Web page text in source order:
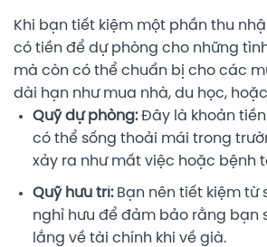
Khi bạn tiết kiệm một phần thu
có tiền để dự phòng cho những
mà còn có thể chuẩn bị cho các
dài hạn như mua nhà, du học,
Quỹ dự phòng:Đây là khoản
có thể sống thoải mái trong
xảy ra như mất việc hoặc bệnh
Quỹ hưu trí:Bạn nên tiết kiệm từ
nghỉ hưu để đảm bảo rằng bạn
lắng về tài chính khi về già.